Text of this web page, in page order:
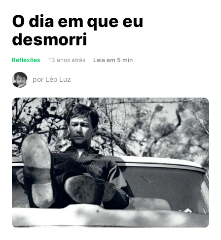
O dia em que eu
desmorri
Reflexões 13 anos atrás Leia about
que
eu
desmorri
em 5 min
por Léo Luz